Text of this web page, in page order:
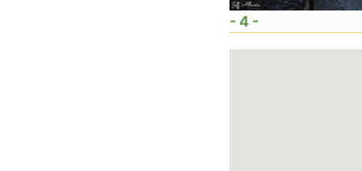
- 4 -